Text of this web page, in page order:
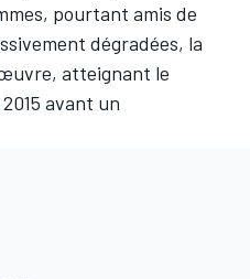
pourtant amis de
dégradées, la
atteignant le
avant un